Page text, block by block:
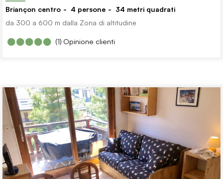
Briançon centro 4 persone 34 metri quadrati
da 300 a 600 m dalla Zona di altitudine
Opinione clienti
(1)